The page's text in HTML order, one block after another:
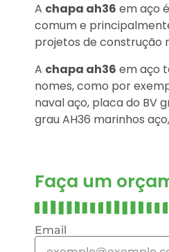
A chapa ah36 em aço
comum e
projetos de construção
A chapa ah36 em aço
nomes, como por
naval aço, placa do BV
grau AH36 marinhos
Faça um
Email